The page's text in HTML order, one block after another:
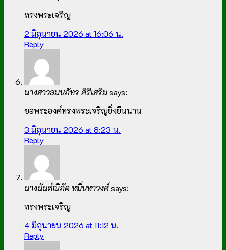
ทรงพระเจริญ
2 มิถุนายน 2026 at 16:06 น.
Reply
นางสาวธมนภัทร ศิริเสริมsays:
ขอพระองค์ทรงพระเจริญยิ่งยืนนาน
3 มิถุนายน 2026 at 8:23 น.
Reply
นางนันท์ณิภัค หมื่นหาวงศ์says:
ทรงพระเจริญ
4 มิถุนายน 2026 at 11:12 น.
Reply